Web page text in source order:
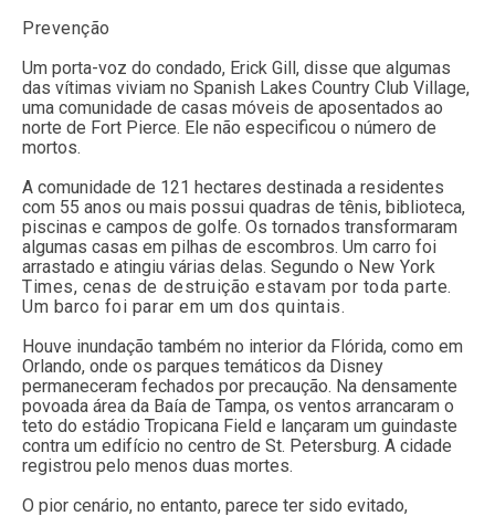
Prevenção
Um porta-voz do condado, Erick Gill, disse que algumas
das vítimas viviam no Spanish Lakes Country Club Village,
uma comunidade de casas móveis de aposentados ao
norte de Fort Pierce. Ele não especificou o número de
mortos.
A comunidade de 121 hectares destinada a residentes
com 55 anos ou mais possui quadras de tênis, biblioteca,
piscinas e campos de golfe. Os tornados transformaram
algumas casas em pilhas de escombros. Um carro foi
arrastado e atingiu várias delas. Segundo o New York
Times, cenas de destruição estavam por toda parte.
Um barco foi parar em um dos quintais.
Houve inundação também no interior da Flórida, como em
Orlando, onde os parques temáticos da Disney
permaneceram fechados por precaução. Na densamente
povoada área da Baía de Tampa, os ventos arrancaram o
teto do estádio Tropicana Field e lançaram um guindaste
contra um edifício no centro de St. Petersburg. A cidade
registrou pelo menos duas mortes.
O pior cenário, no entanto, parece ter sido evitado,